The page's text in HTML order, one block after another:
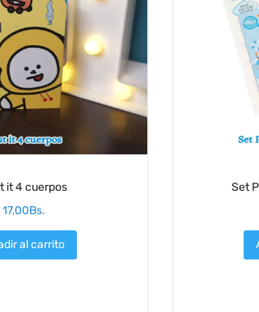
it 4 cuerpos
17,00Bs.
al carrito
Set